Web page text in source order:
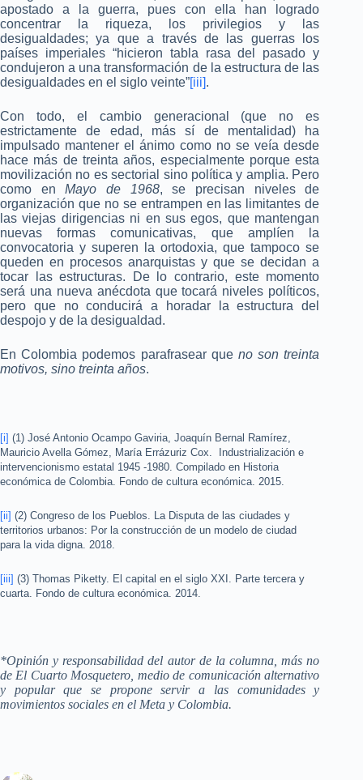
apostado a la guerra, pues con ella han logrado
concentrar la riqueza, los privilegios y las
desigualdades; ya que a través de las guerras los
países imperiales “hicieron tabla rasa del pasado y
condujeron a una transformación de la estructura de las
desigualdades en el siglo veinte”[iii].
Con todo, el cambio generacional (que no es
estrictamente de edad, más sí de mentalidad) ha
impulsado mantener el ánimo como no se veía desde
hace más de treinta años, especialmente porque esta
movilización no es sectorial sino política y amplia. Pero
como enMayo de 1968, se precisan niveles de
organización que no se entrampen en las limitantes de
las viejas dirigencias ni en sus egos, que mantengan
nuevas formas comunicativas, que amplíen la
convocatoria y superen la ortodoxia, que tampoco se
queden en procesos anarquistas y que se decidan a
tocar las estructuras. De lo contrario, este momento
será una nueva anécdota que tocará niveles políticos,
pero que no conducirá a horadar la estructura del
despojo y de la desigualdad.
En Colombia podemos parafrasear que no son treinta
motivos, sino treinta años.
[i] (1) José Antonio Ocampo Gaviria, Joaquín Bernal Ramírez,
Mauricio Avella Gómez, María Errázuriz Cox. Industrialización e
intervencionismo estatal 1945 -1980. Compilado en Historia
económica de Colombia. Fondo de cultura económica. 2015.
[ii] (2) Congreso de los Pueblos. La Disputa de las ciudades y
territorios urbanos: Por la construcción de un modelo de ciudad
para la vida digna. 2018.
[iii] (3) Thomas Piketty. El capital en el siglo XXI. Parte tercera y
cuarta. Fondo de cultura económica. 2014.
*Opinión y responsabilidad del autor de la columna, más no
de El Cuarto Mosquetero, medio de comunicación alternativo
y popular que se propone servir a las comunidades y
movimientos sociales en el Meta y Colombia.